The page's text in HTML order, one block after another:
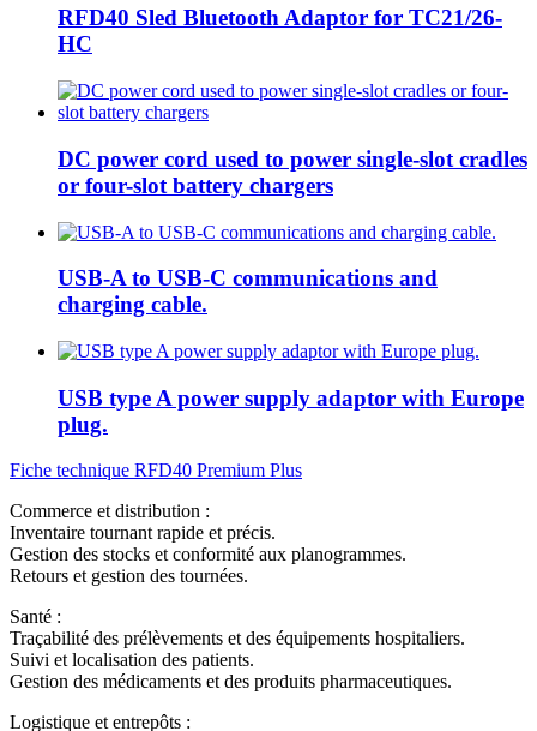
RFD40 Sled Bluetooth Adaptor for TC21/26-
HC
DC power cord used to power single-slot cradles
or four-slot battery chargers
USB-A to USB-C communications and
charging cable.
USB type A power supply adaptor with Europe
plug.
Fiche technique RFD40 Premium Plus
Commerce et distribution :
Inventaire tournant rapide et précis.
Gestion des stocks et conformité aux planogrammes.
Retours et gestion des tournées.
Santé :
Traçabilité des prélèvements et des équipements hospitaliers.
Suivi et localisation des patients.
Gestion des médicaments et des produits pharmaceutiques.
Logistique et entrepôts :